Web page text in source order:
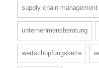
supply chain management
unternehmensberatung
wertschöpfungskette